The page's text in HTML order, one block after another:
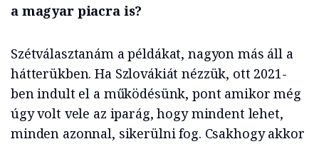
a magyar piacra is?
Szétválasztanám a példákat, nagyon más áll a
hátterükben. Ha Szlovákiát nézzük, ott 2021-
ben indult el a működésünk, pont amikor még
úgy volt vele az iparág, hogy mindent lehet,
minden azonnal, sikerülni fog. Csakhogy akkor